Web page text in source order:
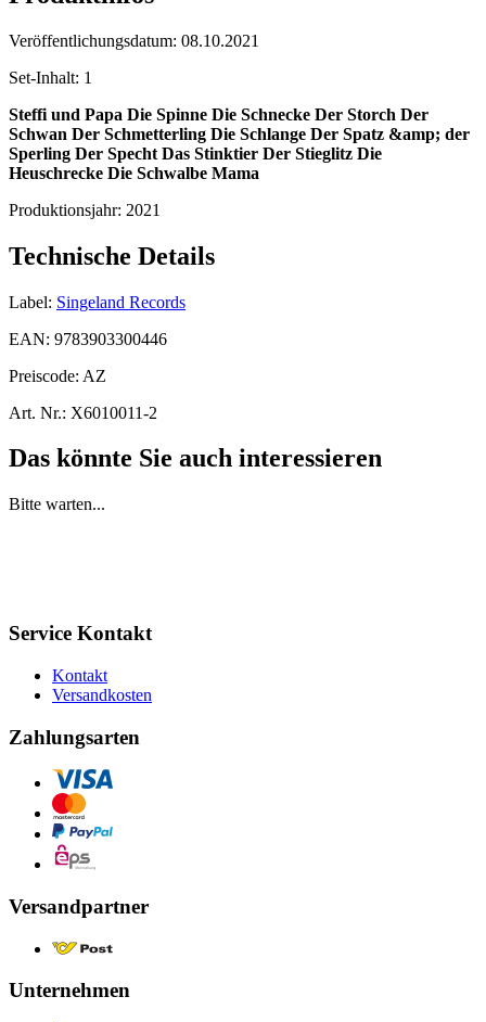
Veröffentlichungsdatum: 08.10.2021
Set-Inhalt: 1
Steffi und Papa Die Spinne Die Schnecke Der Storch Der
Schwan Der Schmetterling Die Schlange Der Spatz &amp; der
Sperling Der Specht Das Stinktier Der Stieglitz Die
Heuschrecke Die Schwalbe Mama
Produktionsjahr: 2021
Technische Details
Label: Singeland Records
EAN: 9783903300446
Preiscode: AZ
Art. Nr.: X6010011-2
Das könnte Sie auch interessieren
Bitte warten...
Service Kontakt
Kontakt
Versandkosten
Zahlungsarten
Versandpartner
Unternehmen